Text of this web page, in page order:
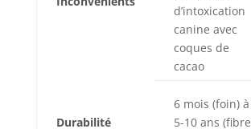
d’intoxication
canine avec
coques de
cacao
Durabilité
6 mois (foin) à
5-10 ans (fibre